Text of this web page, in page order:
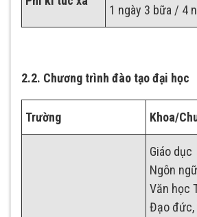
1 ngày 3 bữa / 4
2.2. Chương trình đào tạo đại học
Trường Khoa/
Giáo dục
Ngôn
Văn học
Đạo đức,